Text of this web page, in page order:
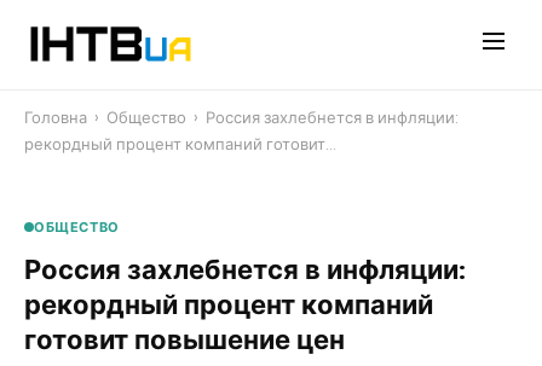
Головна › Общество › Россия захлебнется в инфляции:
рекордный процент компаний готовит…
ОБЩЕСТВО
Россия захлебнется в инфляции:
рекордный процент компаний
готовит повышение цен